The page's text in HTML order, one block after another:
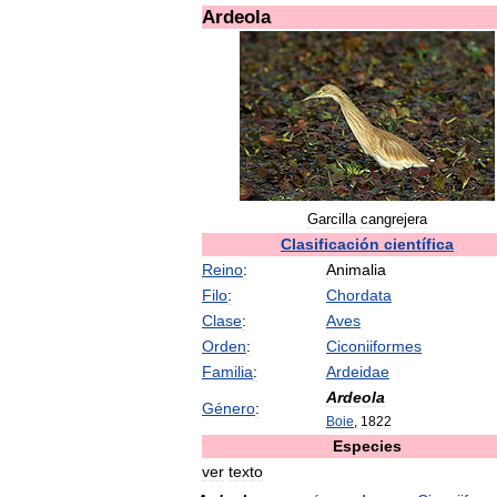
Ardeola
Garcilla cangrejera
Clasificación científica
Reino:
Animalia
Filo:
Chordata
Clase:
Aves
Orden:
Ciconiiformes
Familia: Ardeidae
Género:
Ardeola
Boie 1822
Especies
ver texto